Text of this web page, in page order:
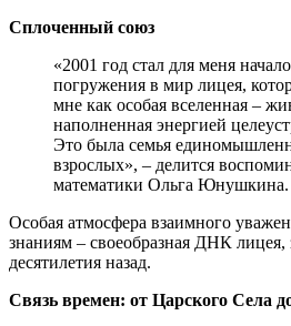
Сплоченный союз
«2001 год стал для меня
погружения в мир лицея,
мне как особая вселенная –
наполненная энергией
Это была семья
взрослых», – делится
математики Ольга Юнушкина.
Особая атмосфера взаимного
знаниям – своеобразная ДНК лицея,
десятилетия назад.
Связь времен: от Царского Села